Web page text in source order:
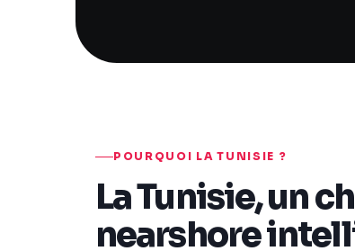
POURQUOI LA TUNISIE ?
La Tunisie, un
nearshore